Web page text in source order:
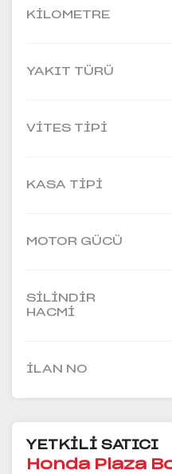
KILOMETRE
YAKIT TÜRÜ
VITES TIPI
KASA TIPI
MOTOR GÜCÜ
SILINDIR
HACMI
İLAN NO
YETKİLİ SATICI
Honda Plaza